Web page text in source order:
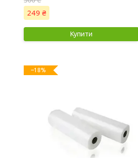
249 ₴
Купити
–18%